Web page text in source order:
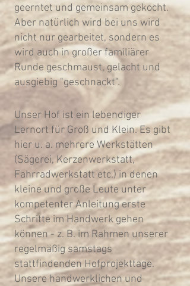
geerntet und gemeinsam gekocht.
Aber natürlich wird bei uns wird
nicht nur gearbeitet, sondern es
wird auch in großer familiärer
Runde geschmaust, gelacht und
ausgiebig "geschnackt".
Unser Hof ist ein lebendiger
Lernort für Groß und Klein. Es gibt
hier u. a. mehrere Werkstätten
(Sägerei, Kerzenwerkstatt,
Fahrradwerkstatt etc.) in denen
kleine und große Leute unter
kompetenter Anleitung erste
Schritte im Handwerk gehen
können - z. B. im Rahmen unserer
regelmäßig samstags
stattfindenden Hofprojekttage.
Unsere handwerklichen und